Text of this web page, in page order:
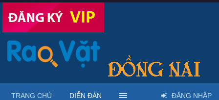
TRANG CHỦ DIỄN ĐÀN ĐĂNG NHẬP